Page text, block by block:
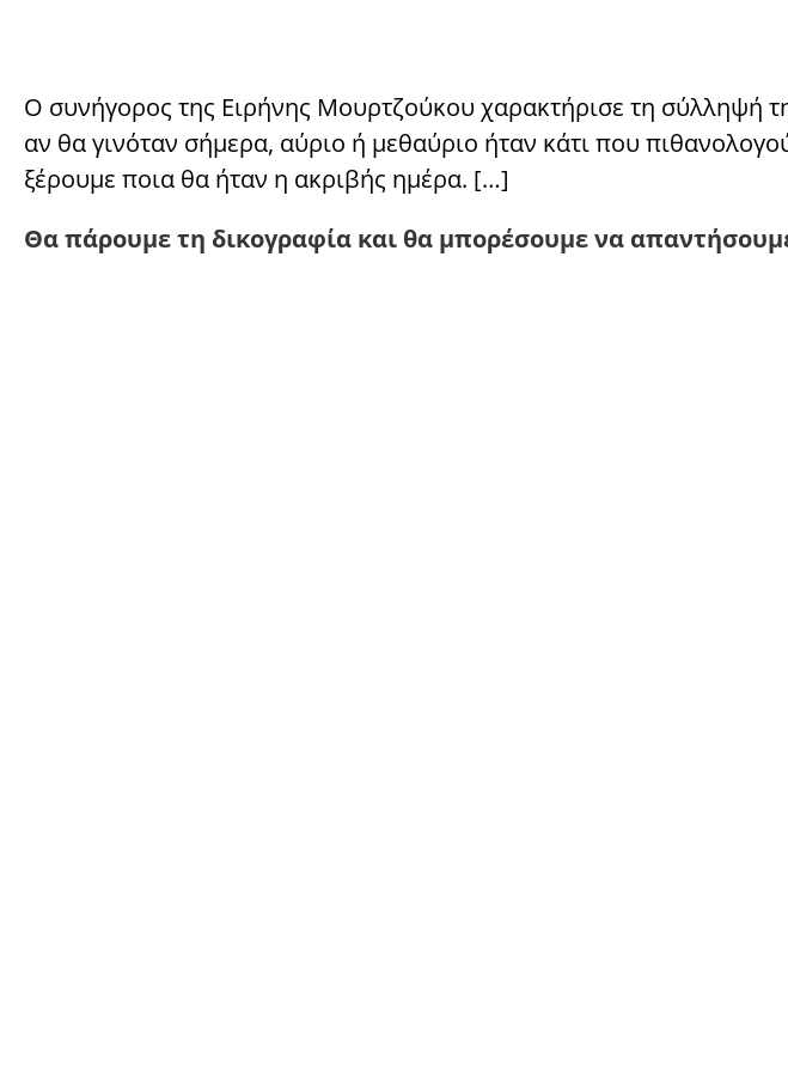
Ο συνήγορος της Ειρήνης Μουρτζούκου χαρακτήρισε τη σύλληψή
αν θα γινόταν σήμερα, αύριο ή μεθαύριο ήταν κάτι που
ξέρουμε ποια θα ήταν η ακριβής ημέρα. […]
Θα πάρουμε τη δικογραφία και θα μπορέσουμε να